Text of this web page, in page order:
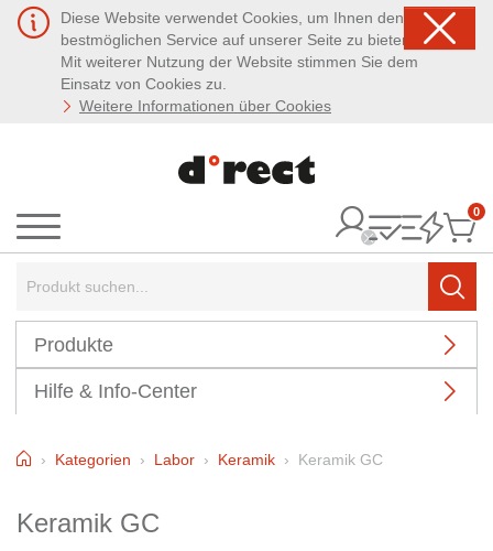
Diese Website verwendet Cookies, um Ihnen den
bestmöglichen Service auf unserer Seite zu bieten.
Mit weiterer Nutzung der Website stimmen Sie dem
Einsatz von Cookies zu.
Weitere Informationen über Cookies
Menü
0
Produkte
Hilfe & Info-Center
HomeKategorien Labor Keramik Keramik GC
Keramik GC